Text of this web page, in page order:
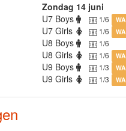
Zondag 14 juni
U7 Boys
1/6
U7 Girls 1/6
U8 Boys 1/6
U8 Girls 1/6
U9 Boys 1/3
U9 Girls 1/3